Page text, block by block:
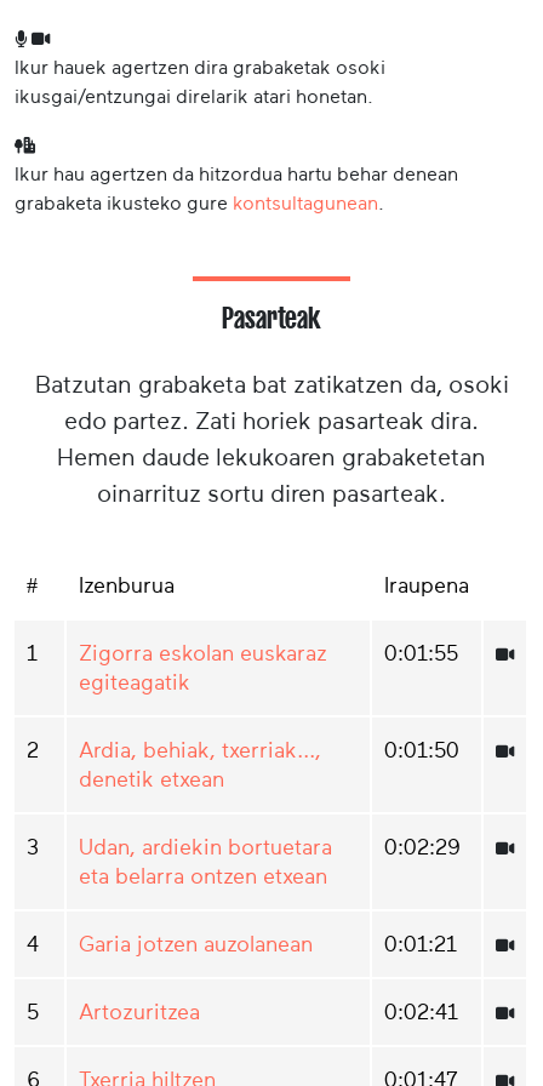
Ikur hauek agertzen dira grabaketak osoki
ikusgai/entzungai direlarik atari honetan.
Ikur hau agertzen da hitzordua hartu behar denean
grabaketa ikusteko gure kontsultagunean
Pasarteak
Batzutan grabaketa bat zatikatzen da, osoki
edo partez. Zati horiek pasarteak dira.
Hemen daude lekukoaren grabaketetan
oinarrituz sortu diren pasarteak.
# Izenburua Iraupena
1
Zigorra eskolan euskaraz
egiteagatik
0:01:55
2
Ardia, behiak, txerriak...,
denetik etxean
0:01:50
3
Udan, ardiekin bortuetara
eta belarra ontzen etxean
0:02:29
4 Garia jotzen auzolanean 0:01:21
5 Artozuritzea 0:02:41
6 Txerria hiltzen 0:01:47